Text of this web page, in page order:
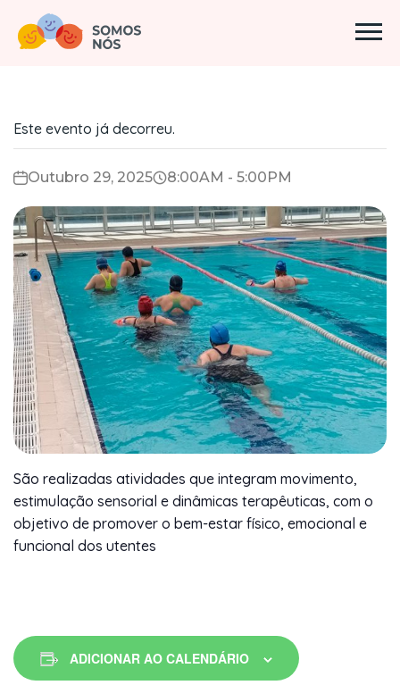
Este evento já decorreu.
Outubro 29, 2025 8:00AM - 5:00PM
São realizadas atividades que integram movimento,
estimulação sensorial e dinâmicas terapêuticas, com o
objetivo de promover o bem-estar físico, emocional e
funcional dos utentes
ADICIONAR AO CALENDÁRIO